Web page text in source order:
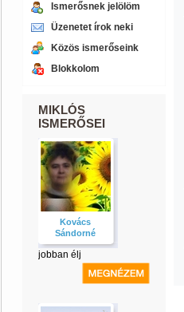
Ismerősnek jelölöm
Üzenetet írok neki
Közös ismerőseink
Blokkolom
MIKLÓS
ISMERŐSEI
Kovács
Sándorné
jobban élj